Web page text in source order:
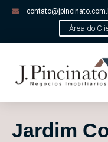
Área do
Jardim